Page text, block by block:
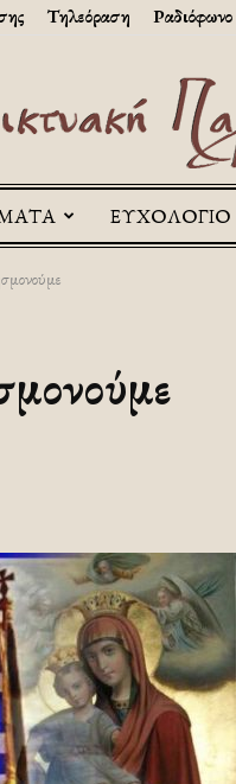
Τηλεόραση Ραδιόφωνο
Askitikon
ΕΥΧΟΛΟΓΙΟ